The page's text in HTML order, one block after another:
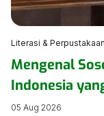
Literasi & Perpustakaan
Mengenal
Indonesia
Banyuwangi
05 Aug 2026